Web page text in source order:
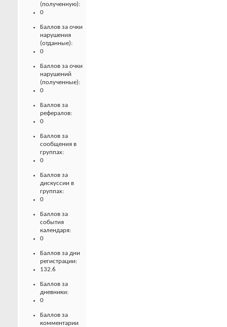
(полученную):
0
Баллов за очки
нарушения
(отданные):
0
Баллов за очки
нарушений
(полученные):
0
Баллов за
рефералов:
0
Баллов за
сообщения в
группах:
0
Баллов за
дискуссии в
группах:
0
Баллов за
события
календаря:
0
Баллов за дни
регистрации:
132.6
Баллов за
дневники:
0
Баллов за
комментарии